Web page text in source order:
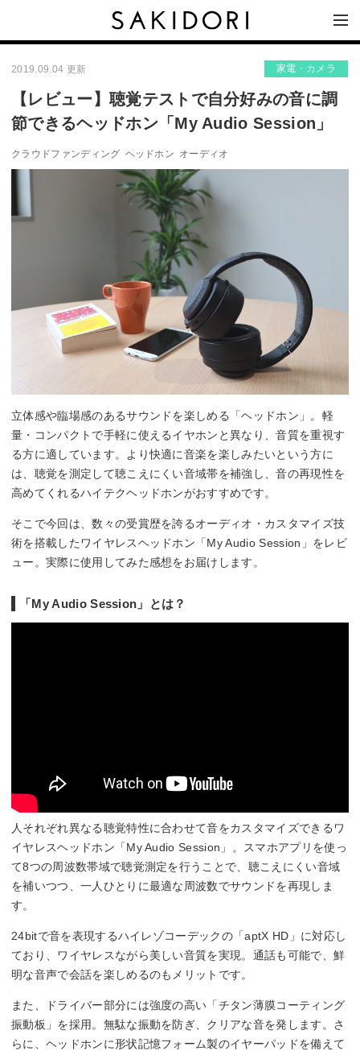
2019.09.04 更新 家電・カメラ
【レビュー】聴覚テストで自分好みの音に調
節できるヘッドホン「My Audio Session」
クラウドファンディング ヘッドホン オーディオ
立体感や臨場感のあるサウンドを楽しめる「ヘッドホン」。軽
量・コンパクトで手軽に使えるイヤホンと異なり、音質を重視す
る方に適しています。より快適に音楽を楽しみたいという方に
は、聴覚を測定して聴こえにくい音域帯を補強し、音の再現性を
高めてくれるハイテクヘッドホンがおすすめです。
そこで今回は、数々の受賞歴を誇るオーディオ・カスタマイズ技
術を搭載したワイヤレスヘッドホン「My Audio Session」をレビ
ュー。実際に使用してみた感想をお届けします。
「My Audio Session」とは？
人それぞれ異なる聴覚特性に合わせて音をカスタマイズできるワ
イヤレスヘッドホン「My Audio Session」。スマホアプリを使っ
て8つの周波数帯域で聴覚測定を行うことで、聴こえにくい音域
を補いつつ、一人ひとりに最適な周波数でサウンドを再現しま
す。
24bitで音を表現するハイレゾコーデックの「aptX HD」に対応し
ており、ワイヤレスながら美しい音質を実現。通話も可能で、鮮
明な音声で会話を楽しめるのもメリットです。
また、ドライバー部分には強度の高い「チタン薄膜コーティング
振動板」を採用。無駄な振動を防ぎ、クリアな音を発します。さ
らに、ヘッドホンに形状記憶フォーム製のイヤーパッドを備えて